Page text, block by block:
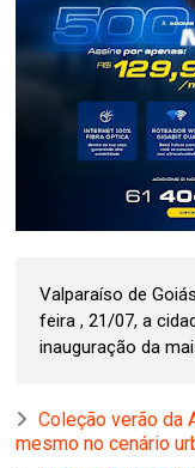
Valparaíso de
feira , 21/07, a
inauguração da
Coleção verão da
mesmo no cenário